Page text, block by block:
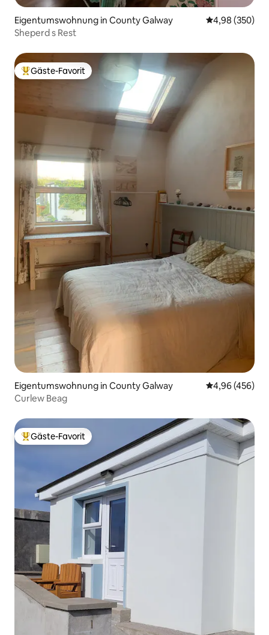
Eigentumswohnung in County Galway
4,98 (350)
Sheperd s Rest
Beliebter Gäste-Favorit.
Gäste-Favorit
Eigentumswohnung in County Galway
4,96 (456)
Curlew Beag
Beliebter Gäste-Favorit.
Gäste-Favorit